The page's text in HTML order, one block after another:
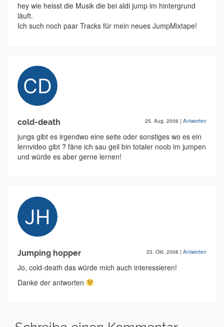
hey wie heisst die Musik die bei aldi jump im hintergrund
läuft.
Ich such noch paar Tracks für mein neues JumpMixtape!
cold-death 25. Aug. 2006 | Antworten
jungs gibt es irgendwo eine seite oder sonstiges wo es ein
lernvideo gibt ? fäne ich sau geil bin totaler noob im jumpen
und würde es aber gerne lernen!
Jumping hopper 23. Okt. 2006 | Antworten
Jo, cold-death das würde mich auch interessieren!
Danke der antworten